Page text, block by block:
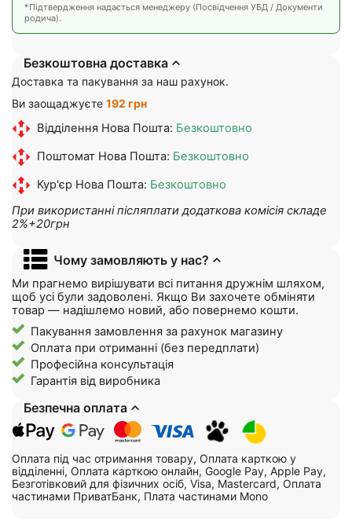
*Підтвердження надається менеджеру (Посвідчення УБД / Документи
родича).
Безкоштовна доставка
Доставка та пакування за наш рахунок.
Ви заощаджуєте 192 грн
Відділення Нова Пошта: Безкоштовно
Поштомат Нова Пошта: Безкоштовно
Кур'єр Нова Пошта: Безкоштовно
При використанні післяплати додаткова комісія складе
2%+20грн
Чому замовляють у нас?
Ми прагнемо вирішувати всі питання дружнім шляхом,
щоб усі були задоволені. Якщо Ви захочете обміняти
товар — надішлемо новий, або повернемо кошти.
Пакування замовлення за рахунок магазину
Оплата при отриманні (без передплати)
Професійна консультація
Гарантія від виробника
Безпечна оплата
Оплата під час отримання товару, Оплата карткою у
відділенні, Оплата карткою онлайн, Google Pay, Apple Pay,
Безготівковий для фізичних осіб, Visa, Mastercard, Оплата
частинами ПриватБанк, Плата частинами Mono